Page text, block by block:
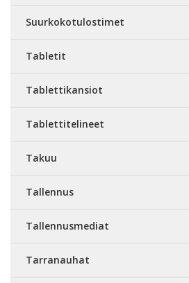
Suurkokotulostimet
Tabletit
Tablettikansiot
Tablettitelineet
Takuu
Tallennus
Tallennusmediat
Tarranauhat